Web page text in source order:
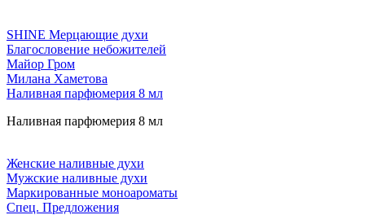
SHINE Мерцающие духи
Благословение небожителей
Майор Гром
Милана Хаметова
Наливная парфюмерия 8 мл
Наливная парфюмерия 8 мл
Женские наливные духи
Мужские наливные духи
Маркированные моноароматы
Cпец. Предложения